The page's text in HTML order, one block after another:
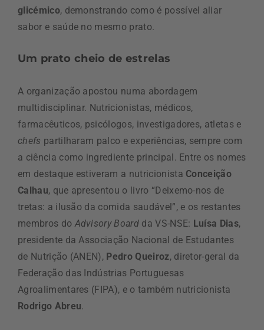
glicémico, demonstrando como é possível aliar
sabor e saúde no mesmo prato.
Um prato cheio de estrelas
A organização apostou numa abordagem
multidisciplinar. Nutricionistas, médicos,
farmacêuticos, psicólogos, investigadores, atletas e
chefs partilharam palco e experiências, sempre com
a ciência como ingrediente principal. Entre os nomes
em destaque estiveram a nutricionista Conceição
Calhau, que apresentou o livro “Deixemo-nos de
tretas: a ilusão da comida saudável”, e os restantes
membros do Advisory Board da VS-NSE: Luísa Dias,
presidente da Associação Nacional de Estudantes
de Nutrição (ANEN), Pedro Queiroz, diretor-geral da
Federação das Indústrias Portuguesas
Agroalimentares (FIPA), e o também nutricionista
Rodrigo Abreu.